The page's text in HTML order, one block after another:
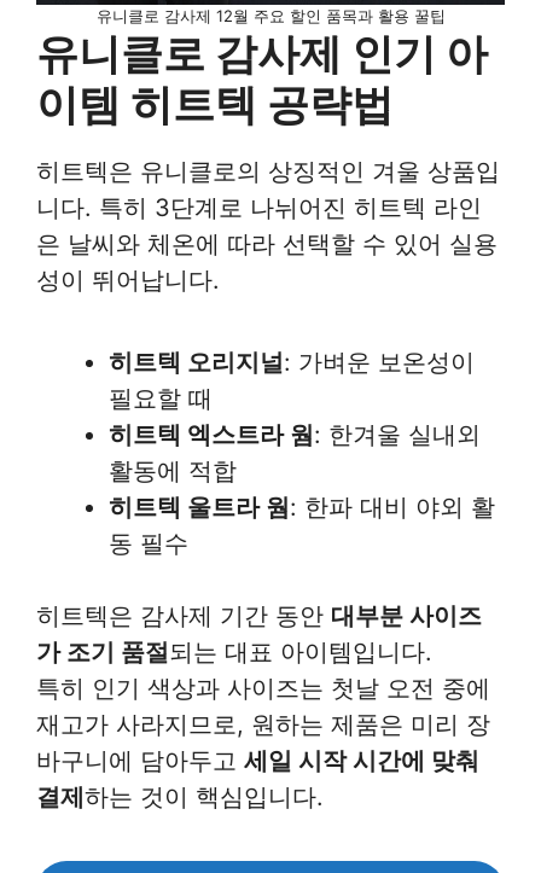
유니클로 감사제 12월 주요 할인 품목과 활용 꿀팁
유니클로 감사제 인기 아
이템 히트텍 공략법
히트텍은 유니클로의 상징적인 겨울 상품입
니다. 특히 3단계로 나뉘어진 히트텍 라인
은 날씨와 체온에 따라 선택할 수 있어 실용
성이 뛰어납니다.
히트텍 오리지널: 가벼운 보온성이
필요할 때
히트텍 엑스트라 웜: 한겨울 실내외
활동에 적합
히트텍 울트라 웜: 한파 대비 야외 활
동 필수
히트텍은 감사제 기간 동안 대부분 사이즈
가 조기 품절되는 대표 아이템입니다.
특히 인기 색상과 사이즈는 첫날 오전 중에
재고가 사라지므로, 원하는 제품은 미리 장
바구니에 담아두고 세일 시작 시간에 맞춰
결제하는 것이 핵심입니다.